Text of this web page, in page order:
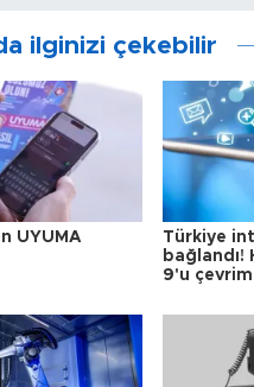
ilginizi çekebilir
UYUMA
Türkiye
bağlandı!
9'u